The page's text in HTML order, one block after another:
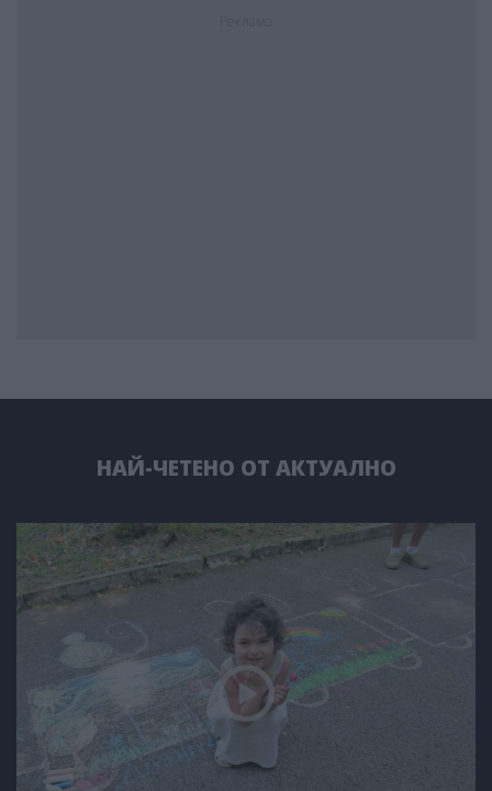
НАЙ-ЧЕТЕНО ОТ АКТУАЛНО